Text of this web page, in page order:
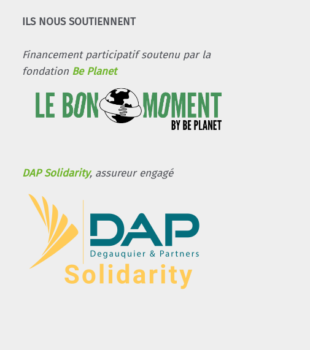
ILS NOUS SOUTIENNENT
Financement participatif soutenu par la
fondation Be Planet
DAP Solidarity, assureur engagé